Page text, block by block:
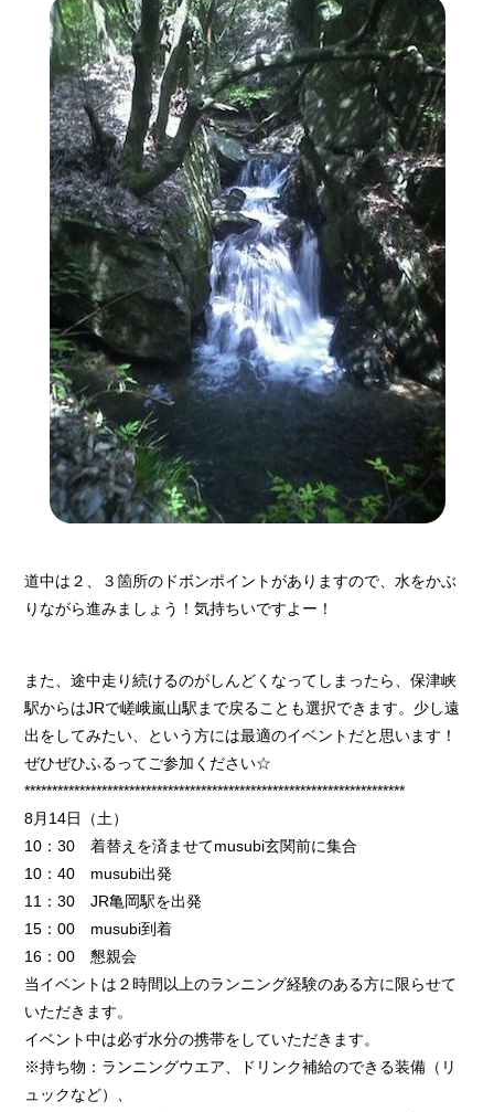
道中は２、３箇所のドボンポイントがありますので、水をかぶ
りながら進みましょう！気持ちいですよー！
また、途中走り続けるのがしんどくなってしまったら、保津峡
駅からはJRで嵯峨嵐山駅まで戻ることも選択できます。少し遠
出をしてみたい、という方には最適のイベントだと思います！
ぜひぜひふるってご参加ください☆
*********************************************************************
8月14日（土）
10：30 着替えを済ませてmusubi玄関前に集合
10：40 musubi出発
11：30 JR亀岡駅を出発
15：00 musubi到着
16：00 懇親会
当イベントは２時間以上のランニング経験のある方に限らせて
いただきます。
イベント中は必ず水分の携帯をしていただきます。
※持ち物：ランニングウエア、ドリンク補給のできる装備（リ
ュックなど）、